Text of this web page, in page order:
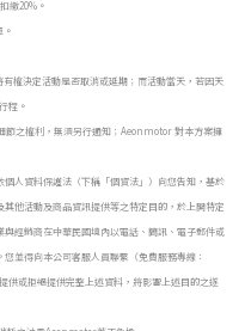
繳20%。
權決定活動是否取消或延期；而活動當天，若因天
程。
節之權利，無須另行通知；Aeonmotor 對本方案擁
人資料保護法（下稱「個資法」）向您告知，基於
他活動及商品資訊提供等之特定目的，於上開特定
經銷商在中華民國境內以電話、簡訊、電子郵件或
並得向本公司客服人員聯繫（免費服務專線：
供或拒絕提供完整上述資料，將影響上述目的之遂